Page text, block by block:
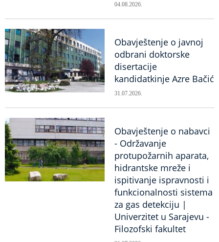
04.08.2026.
Obavještenje o javnoj
odbrani doktorske
disertacije
kandidatkinje Azre Bačić
31.07.2026.
Obavještenje o nabavci
- Održavanje
protupožarnih aparata,
hidrantske mreže i
ispitivanje ispravnosti i
funkcionalnosti sistema
za gas detekciju |
Univerzitet u Sarajevu -
Filozofski fakultet